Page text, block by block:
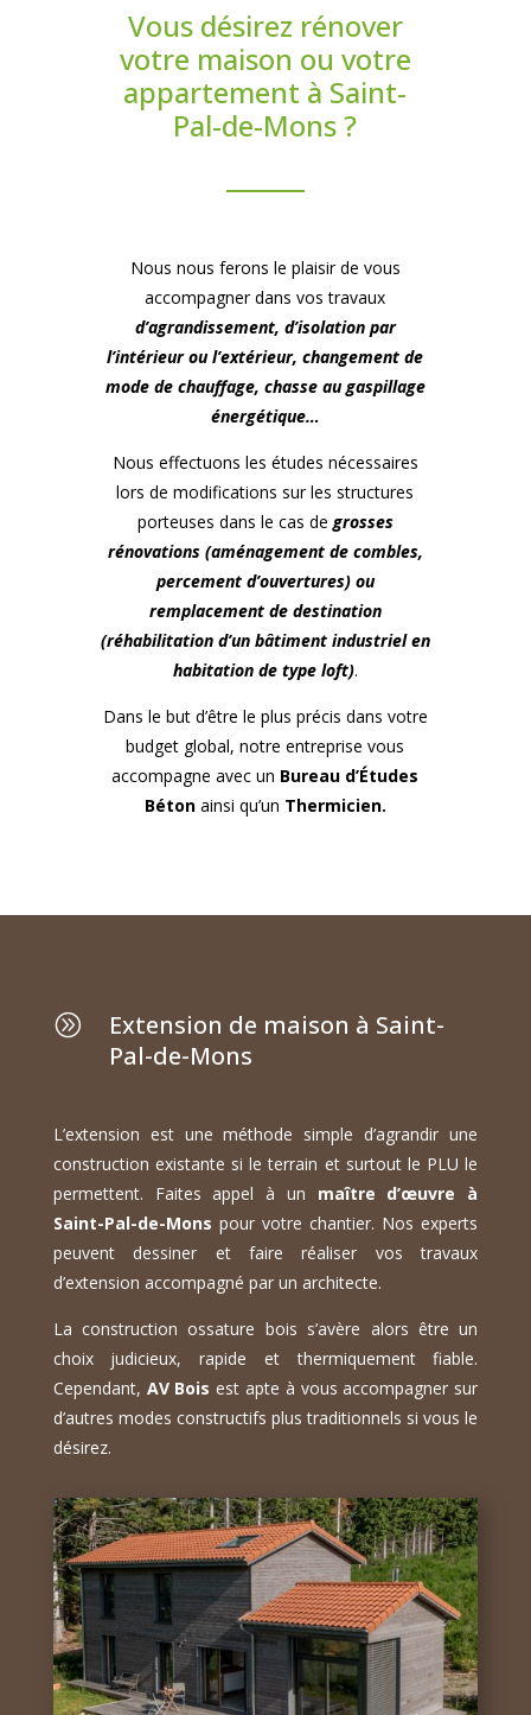
Vous désirez rénover
votre maison ou votre
appartement à Saint-
Pal-de-Mons ?
Nous nous ferons le plaisir de vous
accompagner dans vos travaux
d’agrandissement, d’isolation par
l’intérieur ou l’extérieur, changement de
mode de chauffage, chasse au gaspillage
énergétique…
Nous effectuons les études nécessaires
lors de modifications sur les structures
porteuses dans le cas de grosses
rénovations (aménagement de combles,
percement d’ouvertures) ou
remplacement de destination
(réhabilitation d’un bâtiment industriel en
habitation de type loft).
Dans le but d’être le plus précis dans votre
budget global, notre entreprise vous
accompagne avec un Bureau d’Études
Bétonainsi qu’un Thermicien.
A
Extension de maison à Saint-
Pal-de-Mons
L’extension est une méthode simple d’agrandir une
construction existante si le terrain et surtout le PLU le
permettent. Faites appel à un maître d’œuvre à
Saint-Pal-de-Mons pour votre chantier. Nos experts
peuvent dessiner et faire réaliser vos travaux
d’extension accompagné par un architecte.
La construction ossature bois s’avère alors être un
choix judicieux, rapide et thermiquement fiable.
Cependant, AV Bois est apte à vous accompagner sur
d’autres modes constructifs plus traditionnels si vous le
désirez.